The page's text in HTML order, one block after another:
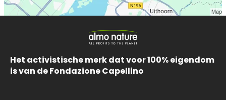
Het activistische merk dat voor 100% eigendom
is van de Fondazione Capellino